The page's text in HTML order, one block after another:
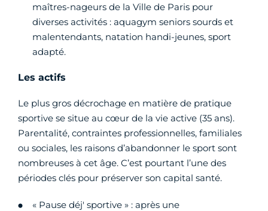
maîtres-nageurs de la Ville de Paris pour
diverses activités : aquagym seniors sourds et
malentendants, natation handi-jeunes, sport
adapté.
Les actifs
Le plus gros décrochage en matière de pratique
sportive se situe au cœur de la vie active (35 ans).
Parentalité, contraintes professionnelles, familiales
ou sociales, les raisons d’abandonner le sport sont
nombreuses à cet âge. C’est pourtant l’une des
périodes clés pour préserver son capital santé.
« Pause déj' sportive » : après une